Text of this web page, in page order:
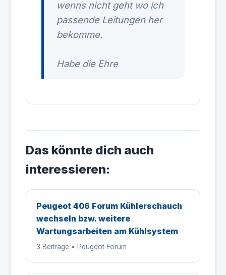
wenns nicht geht wo ich
passende Leitungen her
bekomme.
Habe die Ehre
Das könnte dich auch
interessieren:
Peugeot 406 Forum Kühlerschauch
wechseln bzw. weitere
Wartungsarbeiten am Kühlsystem
3 Beiträge • Peugeot Forum